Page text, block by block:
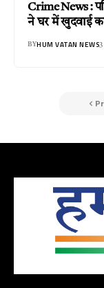
Crime News :
ने घर में खुदवाई
BYHUM VATAN NEWS